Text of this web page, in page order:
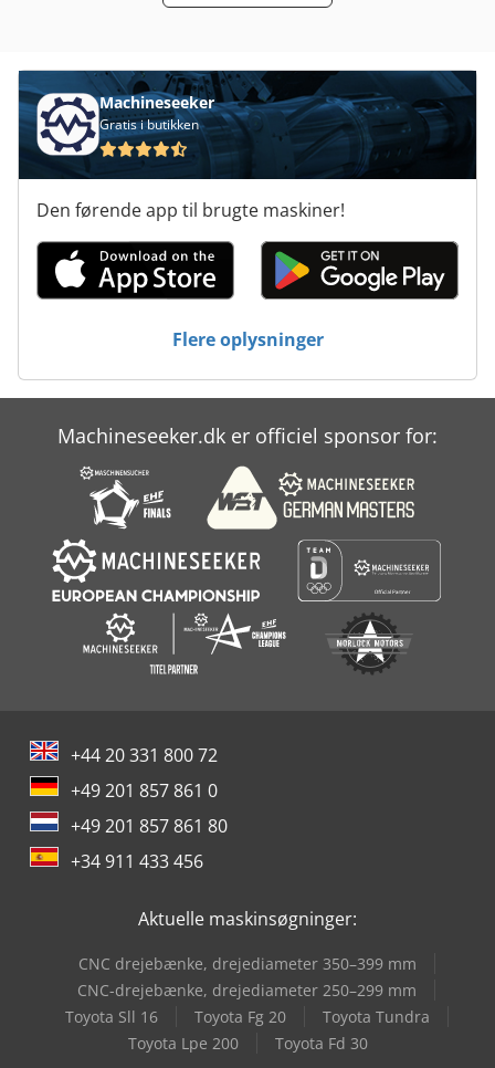
Machineseeker
Gratis i butikken
Den førende app til brugte maskiner!
Flere oplysninger
Machineseeker.dk er officiel sponsor for:
+44 20 331 800 72
+49 201 857 861 0
+49 201 857 861 80
+34 911 433 456
Aktuelle maskinsøgninger:
CNC drejebænke, drejediameter 350–399 mm
CNC-drejebænke, drejediameter 250–299 mm
Toyota Sll 16
Toyota Fg 20
Toyota Tundra
Toyota Lpe 200
Toyota Fd 30